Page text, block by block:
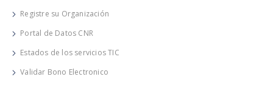
Registre su Organización
Portal de Datos CNR
Estados de los servicios TIC
Validar Bono Electronico